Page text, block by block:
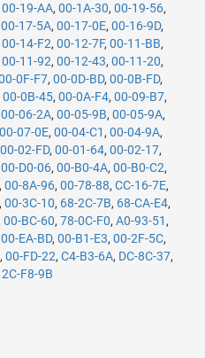
00-19-AA, 00-1A-30, 00-19-56,
00-17-5A, 00-17-0E, 00-16-9D,
00-14-F2, 00-12-7F, 00-11-BB,
00-11-92, 00-12-43, 00-11-20,
0F-F7, 00-0D-BD, 00-0B-FD,
00-0B-45, 00-0A-F4, 00-09-B7,
00-06-2A, 00-05-9B, 00-05-9A,
00-07-0E, 00-04-C1 , 00-04-9A,
00-02-FD, 00-01-64, 00-02-17,
00-D0-06, 00-B0-4A, 00-B0-C2,
, 00-8A-96, 00-78-88, CC-16-7E,
, 00-3C-10, 68-2C-7B, 68-CA-E4,
00-BC-60, 78-0C-F0, A0-93-51 ,
00-EA-BD, 00-B1-E3, 00-2F-5C,
, 00-FD-22, C4-B3-6A, DC-8C-37,
2C-F8-9B